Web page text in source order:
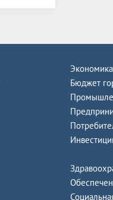
Экономика
Бюджет